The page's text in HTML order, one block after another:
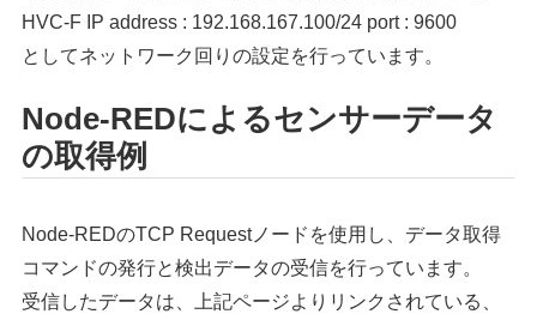
HVC-F IP address : 192.168.167.100/24 port : 9600
としてネットワーク回りの設定を行っています。
Node-REDによるセンサーデータ
の取得例
Node-REDのTCP Requestノードを使用し、データ取得
コマンドの発行と検出データの受信を行っています。
受信したデータは、上記ページよりリンクされている、